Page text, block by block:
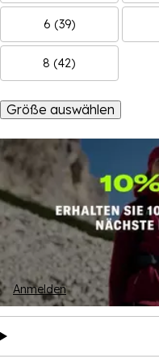
6 (39)
8 (42)
Größe auswählen
Anmelden